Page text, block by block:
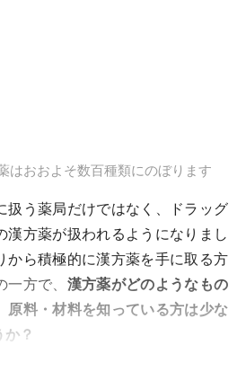
はおおよそ数百種類にのぼります
扱う薬局だけではなく、ドラッグ
漢方薬が扱われるようになりまし
から積極的に漢方薬を手に取る方
方で、 漢方薬がどのようなもの
原料・材料を知っている方は少な
？